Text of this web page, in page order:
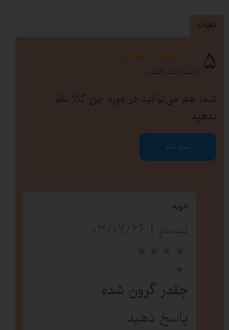
نظرات
۵
★
۱ مشارکت کننده
شما هم می‌توانید در مورد این کالا نظر
بدهید.
ثبت نظر
خوبه
چقدر گرون شده
پاسخ دهید